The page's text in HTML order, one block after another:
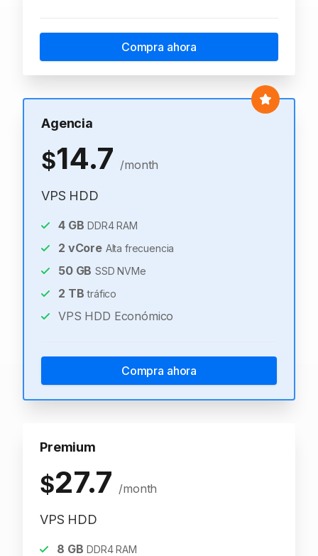
Compra ahora
Agencia
$14.7 /month
VPS HDD
4GB DDR4 RAM
2 vCore Alta frecuencia
50GB SSD NVMe
2 TB tráfico
VPS HDD Económico
Compra ahora
Premium
$27.7 /month
VPS HDD
8 GB DDR4 RAM